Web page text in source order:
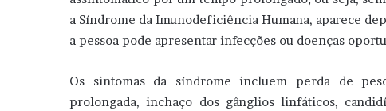
a Síndrome da Imunodeficiência Humana, aparece
a pessoa pode apresentar infecções ou doenças
Os sintomas da síndrome incluem perda de
prolongada, inchaço dos gânglios linfáticos,